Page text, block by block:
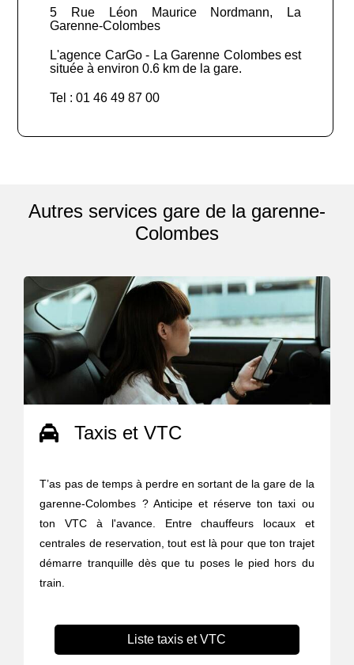
5 Rue Léon Maurice Nordmann, La
Garenne-Colombes
L'agence CarGo - La Garenne Colombes est
située à environ 0.6 km de la gare.
Tel : 01 46 49 87 00
Autres services gare de la garenne-
Colombes
Taxis et VTC
T’as pas de temps à perdre en sortant de la gare de la
garenne-Colombes ? Anticipe et réserve ton taxi ou
ton VTC à l'avance. Entre chauffeurs locaux et
centrales de reservation, tout est là pour que ton trajet
démarre tranquille dès que tu poses le pied hors du
train.
Liste taxis et VTC